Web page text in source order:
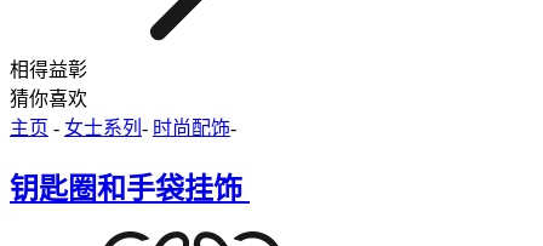
相得益彰
猜你喜欢
主页 - 女士系列 - 时尚配饰-
钥匙圈和手袋挂饰